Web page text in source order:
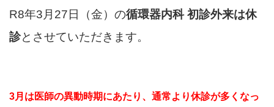
R8年3月27日（金）の循環器内科 初診外来は休
診とさせていただきます。
3月は医師の異動時期にあたり、通常より休診が多くなっ